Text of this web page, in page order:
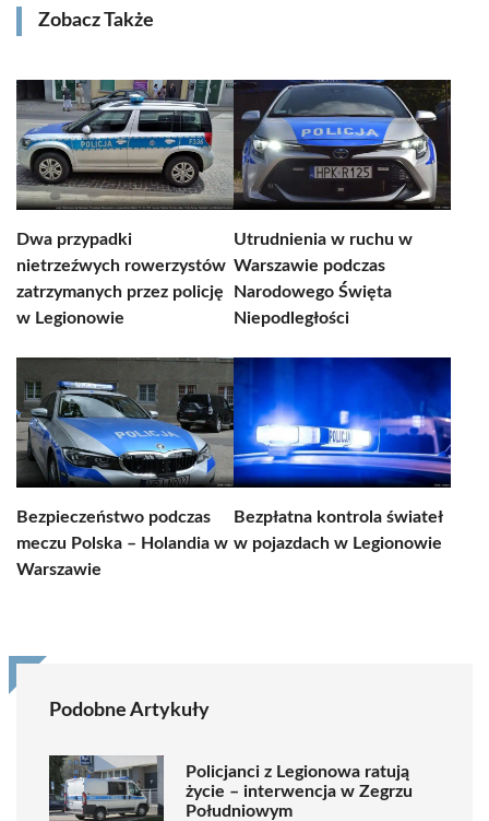
Zobacz Także
Dwa przypadki
nietrzeźwych rowerzystów
zatrzymanych przez policję
w Legionowie
Utrudnienia w ruchu w
Warszawie podczas
Narodowego Święta
Niepodległości
Bezpieczeństwo podczas
meczu Polska – Holandia w
Warszawie
Bezpłatna kontrola świateł
w pojazdach w Legionowie
Podobne Artykuły
Policjanci z Legionowa ratują
życie – interwencja w Zegrzu
Południowym